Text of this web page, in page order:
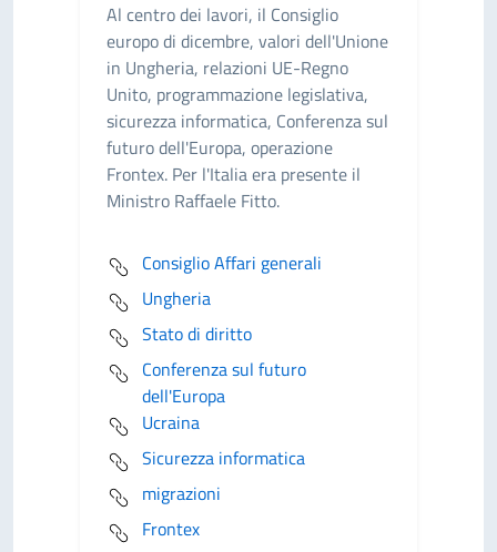
Al centro dei lavori, il Consiglio
europo di dicembre, valori dell'Unione
in Ungheria, relazioni UE-Regno
Unito, programmazione legislativa,
sicurezza informatica, Conferenza sul
futuro dell'Europa, operazione
Frontex. Per l'Italia era presente il
Ministro Raffaele Fitto.
Consiglio Affari generali
Ungheria
Stato di diritto
Conferenza sul futuro
dell'Europa
Ucraina
Sicurezza informatica
migrazioni
Frontex